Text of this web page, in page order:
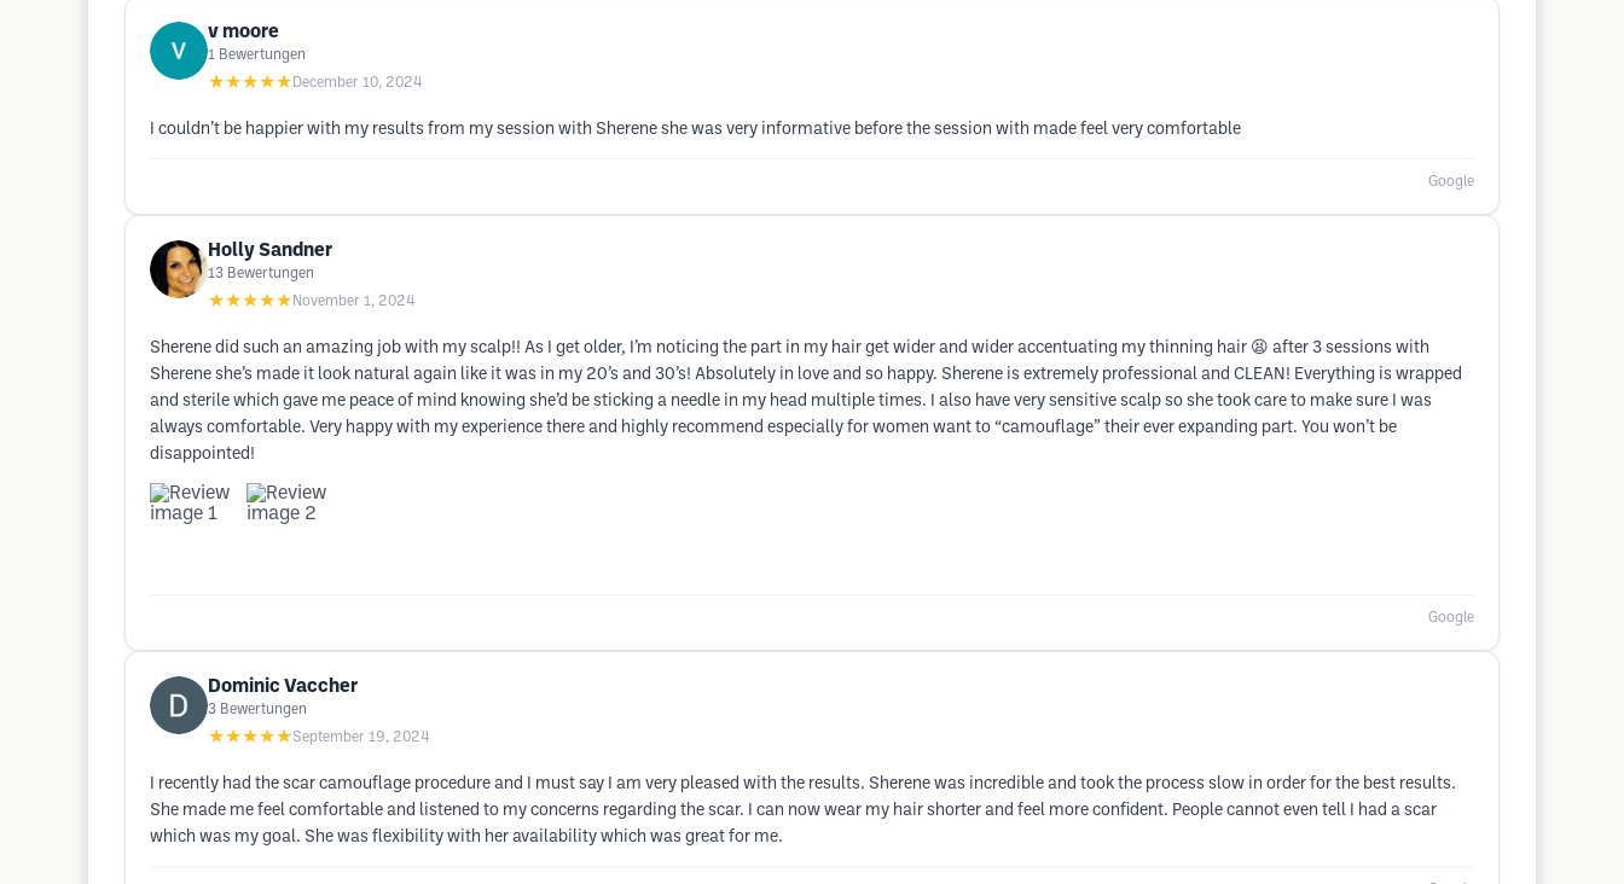
v moore
1 Bewertungen
★★★★★ December 10, 2024
I couldn’t be happier with my results from my session with Sherene she was very informative before the session with made feel very comfortable
Google
Holly Sandner
13 Bewertungen
★★★★★ November 1, 2024
Sherene did such an amazing job with my scalp!! As I get older, I’m noticing the part in my hair get wider and wider accentuating my thinning hair 😫 after 3 sessions with
Sherene she’s made it look natural again like it was in my 20’s and 30’s! Absolutely in love and so happy. Sherene is extremely professional and CLEAN! Everything is wrapped
and sterile which gave me peace of mind knowing she’d be sticking a needle in my head multiple times. I also have very sensitive scalp so she took care to make sure I was
always comfortable. Very happy with my experience there and highly recommend especially for women want to “camouflage” their ever expanding part. You won’t be
disappointed!
Google
Dominic Vaccher
3 Bewertungen
★★★★★September 19, 2024
I recently had the scar camouflage procedure and I must say I am very pleased with the results. Sherene was incredible and took the process slow in order for the best results.
She made me feel comfortable and listened to my concerns regarding the scar. I can now wear my hair shorter and feel more confident. People cannot even tell I had a scar
which was my goal. She was flexibility with her availability which was great for me.